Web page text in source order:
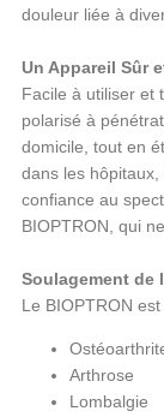
douleur liée à
Un Appareil Sûr
Facile à utiliser et
polarisé à
domicile, tout en
dans les
confiance au
BIOPTRON, qui
Soulagement de
Le BIOPTRON
Arthrose
Lombalgie